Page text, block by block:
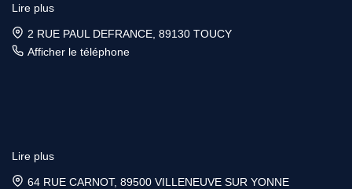
Lire plus
2 RUE PAUL DEFRANCE, 89130 TOUCY
Afficher le téléphone
Lire plus
64 RUE CARNOT, 89500 VILLENEUVE SUR YONNE